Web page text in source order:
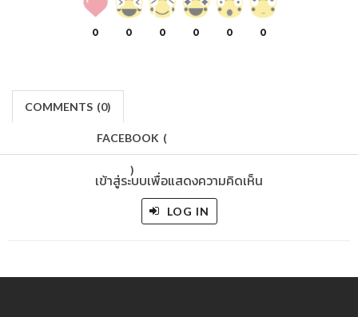
0 0 0 0 0 0
COMMENTS (0)
FACEBOOK (
)
เข้าสู่ระบบเพื่อแสดงความคิดเห็น
LOG IN